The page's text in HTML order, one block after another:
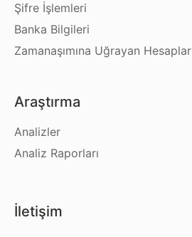
Şifre İşlemleri
Banka Bilgileri
Zamanaşımına Uğrayan Hesaplar
Araştırma
Analizler
Analiz Raporları
İletişim